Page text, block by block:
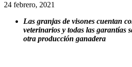
24 febrero, 2021
Las granjas de visones cuentan
veterinarios y todas las garantías
otra producción ganadera